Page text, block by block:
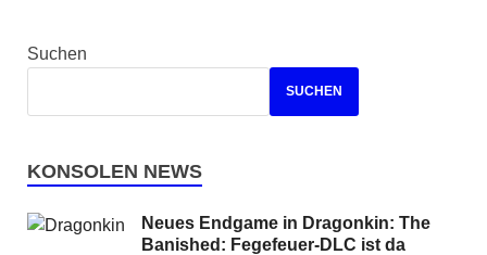
Suchen
SUCHEN
KONSOLEN NEWS
Neues Endgame in Dragonkin: The
Banished: Fegefeuer-DLC ist da